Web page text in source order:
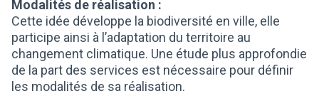
Modalités de réalisation :
Cette idée développe la biodiversité en ville, elle
participe ainsi à l’adaptation du territoire au
changement climatique. Une étude plus approfondie
de la part des services est nécessaire pour définir
les modalités de sa réalisation.